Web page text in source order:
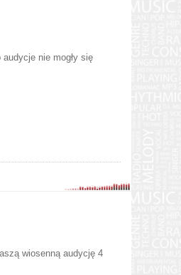
nie mogły się
wiosenną audycję 4